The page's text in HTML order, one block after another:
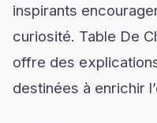
inspirants
curiosité. Table De
offre des
destinées à enrichir